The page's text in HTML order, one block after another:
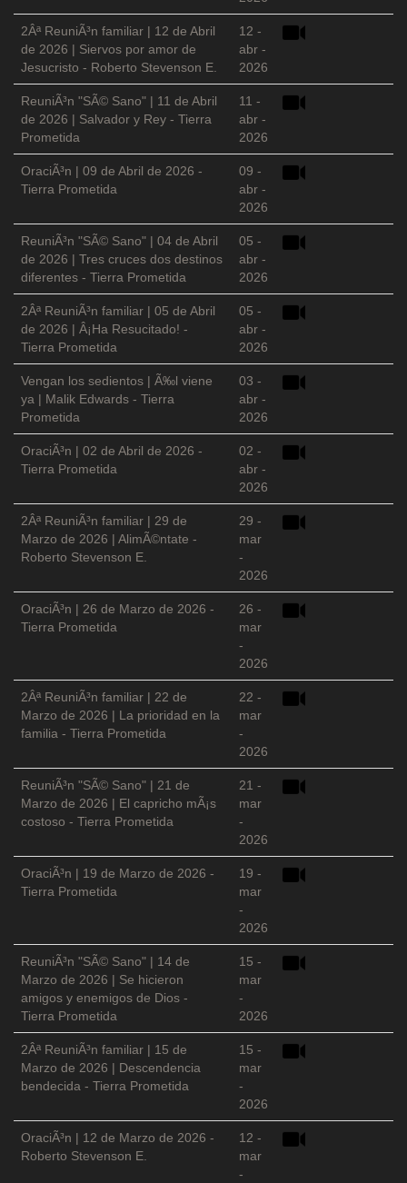
2Âª ReuniÃ³n familiar | 12 de Abril
de 2026 | Siervos por amor de
Jesucristo - Roberto Stevenson E.
12 -
abr -
2026
ReuniÃ³n "SÃ© Sano" | 11 de Abril
de 2026 | Salvador y Rey - Tierra
Prometida
11 -
abr -
2026
OraciÃ³n | 09 de Abril de 2026 -
Tierra Prometida
09 -
abr -
2026
ReuniÃ³n "SÃ© Sano" | 04 de Abril
de 2026 | Tres cruces dos destinos
diferentes - Tierra Prometida
05 -
abr -
2026
2Âª ReuniÃ³n familiar | 05 de Abril
de 2026 | Â¡Ha Resucitado! -
Tierra Prometida
05 -
abr -
2026
Vengan los sedientos | Ã‰l viene
ya | Malik Edwards - Tierra
Prometida
03 -
abr -
2026
OraciÃ³n | 02 de Abril de 2026 -
Tierra Prometida
02 -
abr -
2026
2Âª ReuniÃ³n familiar | 29 de
Marzo de 2026 | AlimÃ©ntate -
Roberto Stevenson E.
29 -
mar
-
2026
OraciÃ³n | 26 de Marzo de 2026 -
Tierra Prometida
26 -
mar
-
2026
2Âª ReuniÃ³n familiar | 22 de
Marzo de 2026 | La prioridad en la
familia - Tierra Prometida
22 -
mar
-
2026
ReuniÃ³n "SÃ© Sano" | 21 de
Marzo de 2026 | El capricho mÃ¡s
costoso - Tierra Prometida
21 -
mar
-
2026
OraciÃ³n | 19 de Marzo de 2026 -
Tierra Prometida
19 -
mar
-
2026
ReuniÃ³n "SÃ© Sano" | 14 de
Marzo de 2026 | Se hicieron
amigos y enemigos de Dios -
Tierra Prometida
15 -
mar
-
2026
2Âª ReuniÃ³n familiar | 15 de
Marzo de 2026 | Descendencia
bendecida - Tierra Prometida
15 -
mar
-
2026
OraciÃ³n | 12 de Marzo de 2026 -
Roberto Stevenson E.
12 -
mar
-